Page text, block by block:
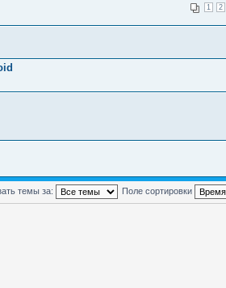
1 2
темы за: Поле сортировки